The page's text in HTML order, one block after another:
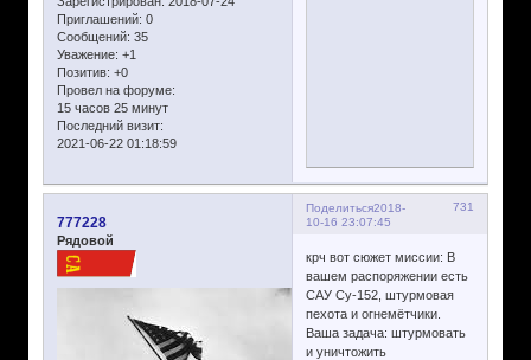
Приглашений: 0
Сообщений: 35
Уважение: +1
Позитив: +0
Провел на форуме:
15 часов 25 минут
Последний визит:
2021-06-22 01:18:59
Поделиться 731
2018-
10-16 23:07:45
777228
Рядовой
крч вот сюжет миссии: В
вашем распоряжении есть
САУ Су-152, штурмовая
пехота и огнемётчики.
Ваша задача: штурмовать
и уничтожить